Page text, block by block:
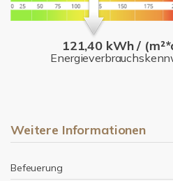
121,40 kWh /
Weitere Informationen
Befeuerung